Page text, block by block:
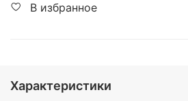
В избранное
Характеристики